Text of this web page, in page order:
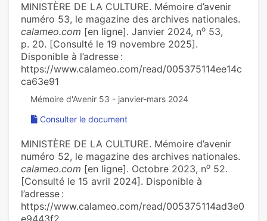
MINISTÈRE DE LA CULTURE. Mémoire d’avenir
numéro 53, le magazine des archives nationales.
calameo.com [en ligne]. Janvier 2024, no 53,
p. 20. [Consulté le 19 novembre 2025].
Disponible à l’adresse :
https://www.calameo.com/read/005375114ee14c
ca63e91
Consulter le document
MINISTÈRE DE LA CULTURE. Mémoire d’avenir
numéro 52, le magazine des archives nationales.
calameo.com [en ligne]. Octobre 2023, no 52.
[Consulté le 15 avril 2024]. Disponible à
l’adresse :
https://www.calameo.com/read/005375114ad3e0